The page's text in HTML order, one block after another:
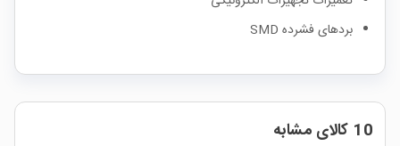
بردهای فشرده SMD
10 کالای مشابه